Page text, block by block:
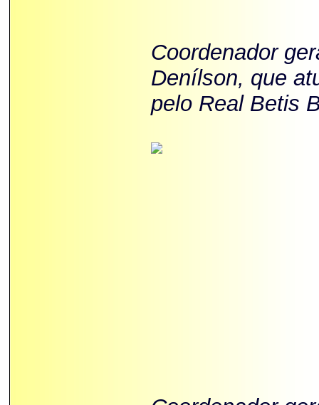
Coordenador
Denílson, que
pelo Real Betis